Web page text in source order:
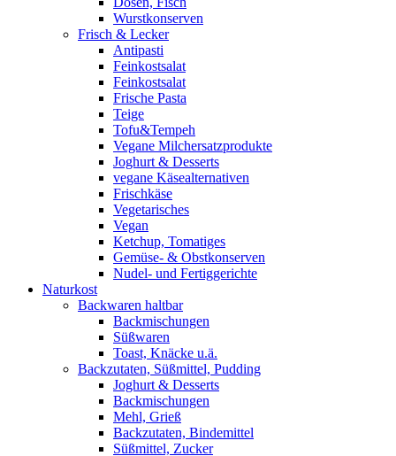
Wurstkonserven
Frisch & Lecker
Antipasti
Feinkostsalat
Feinkostsalat
Frische Pasta
Teige
Tofu&Tempeh
Vegane Milchersatzprodukte
Joghurt & Desserts
vegane Käsealternativen
Frischkäse
Vegetarisches
Vegan
Ketchup, Tomatiges
Gemüse- & Obstkonserven
Nudel- und Fertiggerichte
Naturkost
Backwaren haltbar
Backmischungen
Süßwaren
Toast, Knäcke u.ä.
Backzutaten, Süßmittel, Pudding
Joghurt & Desserts
Backmischungen
Mehl, Grieß
Backzutaten, Bindemittel
Süßmittel, Zucker